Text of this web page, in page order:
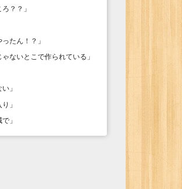
？？ 」
たん！？ 」
ないとこで作られている 」
い 」
」
で 」